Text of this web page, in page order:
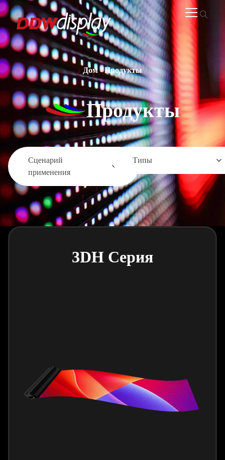
Дом-Продукты
Продукты
Сценарий
применения
Типы
3DH Серия